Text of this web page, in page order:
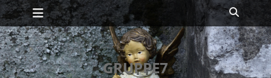
Zum
Inhalt
springen
Primäres Menü
GRUPPE7